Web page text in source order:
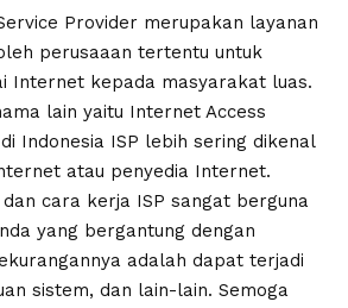
Provider merupakan layanan
perusaaan tertentu untuk
Internet kepada masyarakat luas.
lain yaitu Internet Access
Indonesia ISP lebih sering dikenal
atau penyedia Internet.
dan cara kerja ISP sangat berguna
yang bergantung dengan
adalah dapat terjadi
sistem, dan lain-lain. Semoga